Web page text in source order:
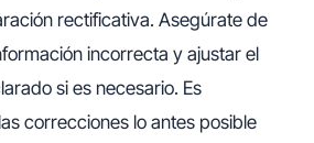
rectificativa. Asegúrate de
incorrecta y ajustar el
si es necesario. Es
correcciones lo antes posible